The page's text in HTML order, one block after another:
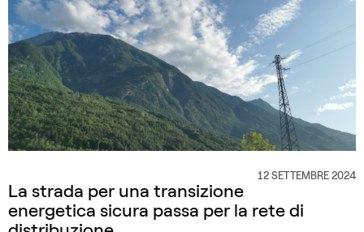
12 SETTEMBRE 2024
La strada per una transizione
energetica sicura passa per la rete di